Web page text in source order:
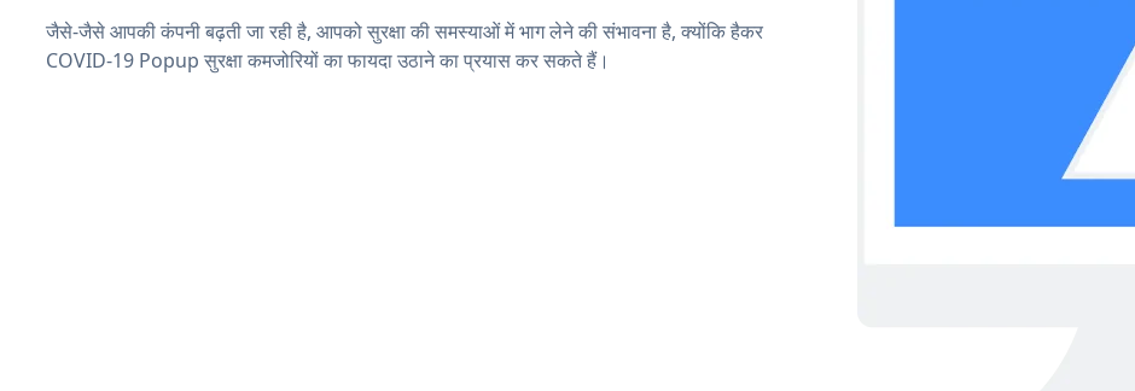
जैसे-जैसे आपकी कंपनी बढ़ती जा रही है, आपको सुरक्षा की समस्याओं में भाग लेने की संभावना है, क्योंकि हैकर
COVID-19 Popup सुरक्षा कमजोरियों का फायदा उठाने का प्रयास कर सकते हैं।